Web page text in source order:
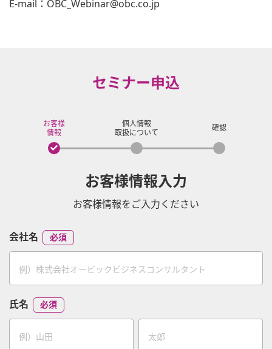
E-mail：OBC_Webinar@obc.co.jp
セミナー申込
お客様
情報
個人情報
取扱について
確認
お客様情報入力
お客様情報をご入力ください
会社名
氏名